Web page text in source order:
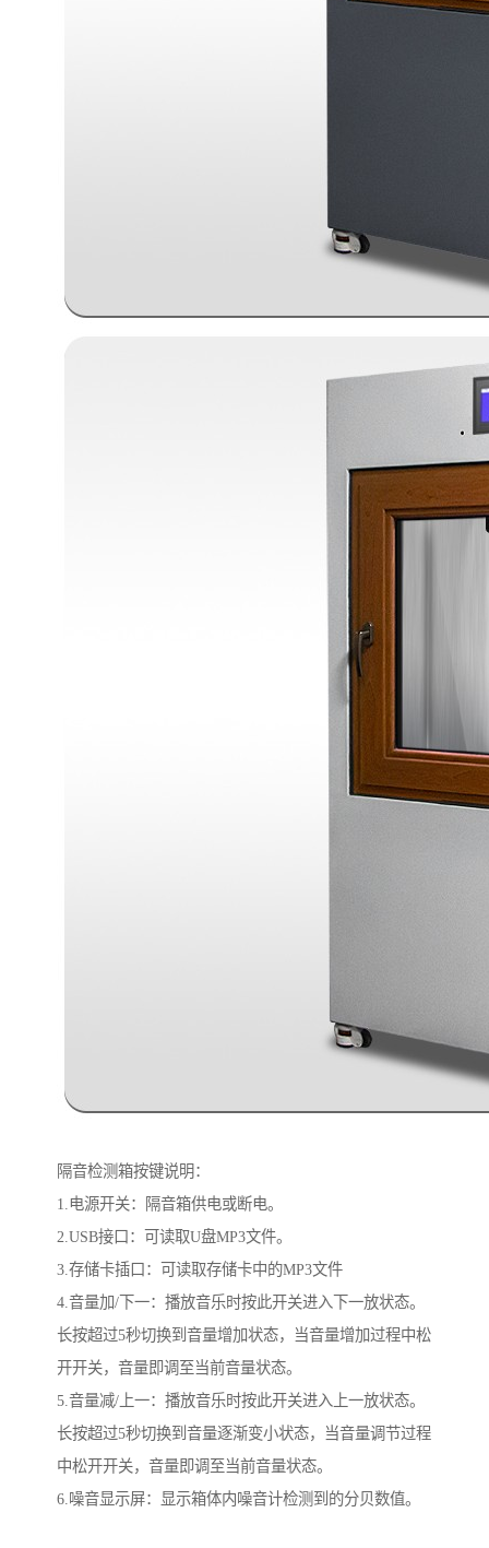
隔音检测箱按键说明：
1.电源开关：隔音箱供电或断电。
2.USB接口：可读取U盘MP3文件。
3.存储卡插口：可读取存储卡中的MP3文件
4.音量加/下一：播放音乐时按此开关进入下一放状态。
长按超过5秒切换到音量增加状态，当音量增加过程中松
开开关，音量即调至当前音量状态。
5.音量减/上一：播放音乐时按此开关进入上一放状态。
长按超过5秒切换到音量逐渐变小状态，当音量调节过程
中松开开关，音量即调至当前音量状态。
6.噪音显示屏：显示箱体内噪音计检测到的分贝数值。